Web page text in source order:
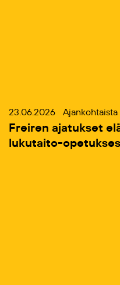
23.06.2026 Ajankohtaista
Freiren ajatukset
lukutaito-